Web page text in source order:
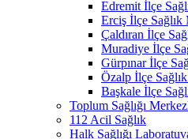
Edremit İlçe
Erciş İlçe Sağlık
Çaldıran İlçe
Muradiye İlçe
Gürpınar İlçe
Özalp İlçe
Başkale İlçe
Toplum Sağlığı
112 Acil Sağlık
Halk Sağlığı